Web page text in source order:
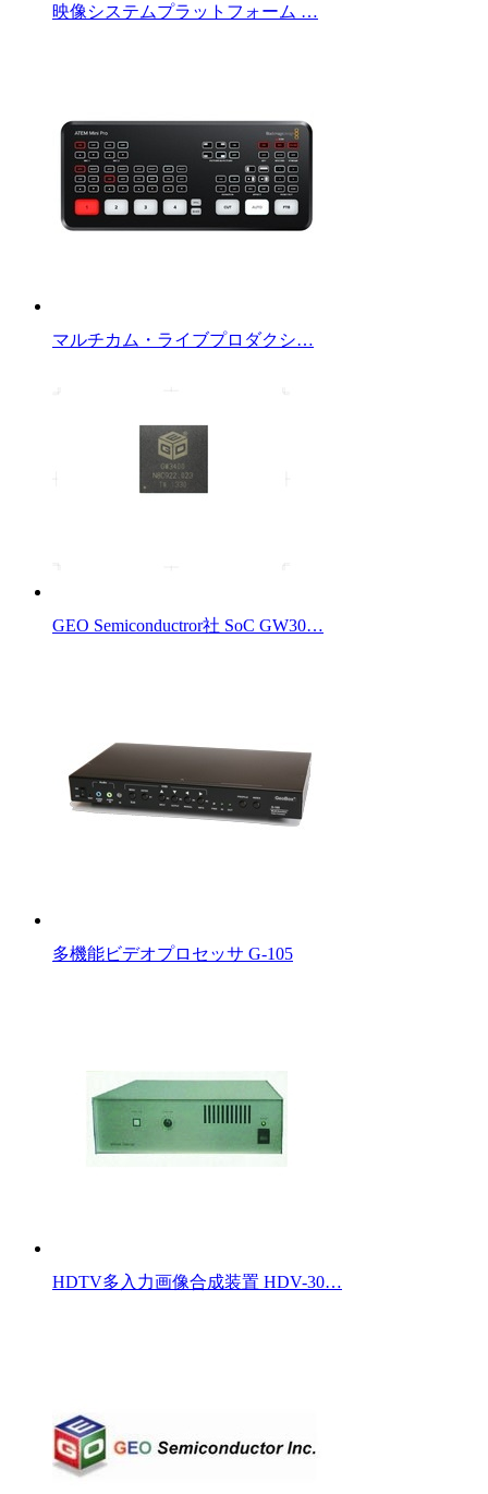
映像システムプラットフォーム …
マルチカム・ライブプロダクシ…
GEO Semiconductror社 SoC GW30…
多機能ビデオプロセッサ G-105
HDTV多入力画像合成装置 HDV-30…